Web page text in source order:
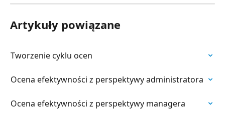
Artykuły powiązane
Tworzenie cyklu ocen
Ocena efektywności z perspektywy administratora
Ocena efektywności z perspektywy managera